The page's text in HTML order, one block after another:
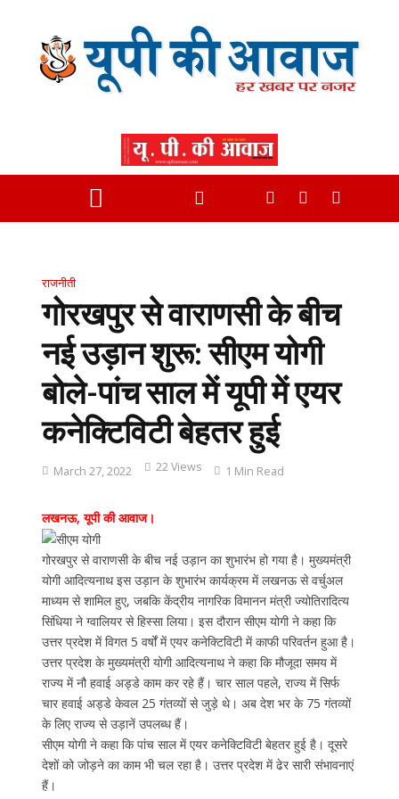
राजनीती
गोरखपुर से वाराणसी के बीच
नई उड़ान शुरू: सीएम योगी
बोले-पांच साल में यूपी में एयर
कनेक्टिविटी बेहतर हुई
March 27, 2022 22 Views 1 Min Read
लखनऊ, यूपी की आवाज।
गोरखपुर से वाराणसी के बीच नई उड़ान का शुभारंभ हो गया है। मुख्यमंत्री
योगी आदित्यनाथ इस उड़ान के शुभारंभ कार्यक्रम में लखनऊ से वर्चुअल
माध्यम से शामिल हुए, जबकि केंद्रीय नागरिक विमानन मंत्री ज्योतिरादित्य
सिंधिया ने ग्वालियर से हिस्सा लिया। इस दौरान सीएम योगी ने कहा कि
उत्तर प्रदेश में विगत 5 वर्षों में एयर कनेक्टिविटी में काफी परिवर्तन हुआ है।
उत्तर प्रदेश के मुख्यमंत्री योगी आदित्यनाथ ने कहा कि मौजूदा समय में
राज्य में नौ हवाई अड्डे काम कर रहे हैं। चार साल पहले, राज्य में सिर्फ
चार हवाई अड्डे केवल 25 गंतव्यों से जुड़े थे। अब देश भर के 75 गंतव्यों
के लिए राज्य से उड़ानें उपलब्ध हैं।
सीएम योगी ने कहा कि पांच साल में एयर कनेक्टिविटी बेहतर हुई है। दूसरे
देशों को जोड़ने का काम भी चल रहा है। उत्तर प्रदेश में ढेर सारी संभावनाएं
हैं।